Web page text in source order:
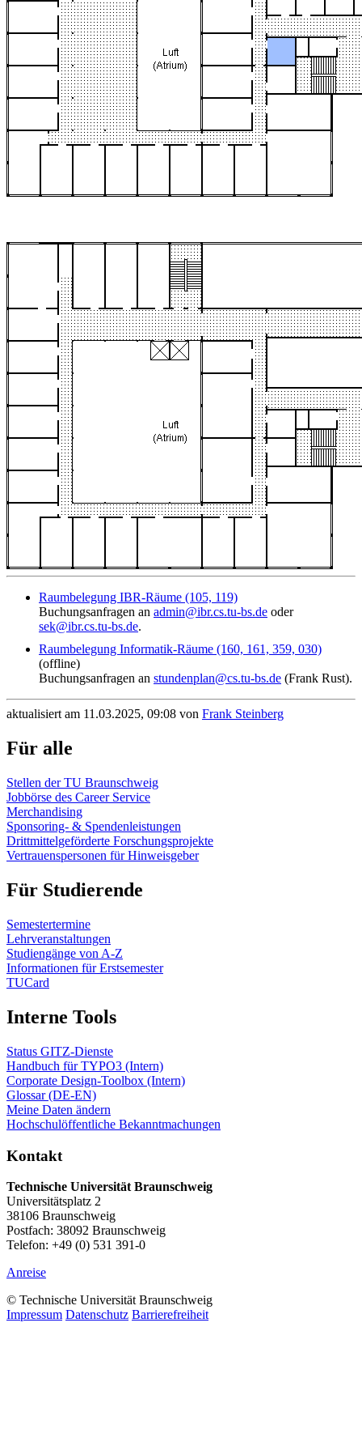
Raumbelegung IBR-Räume (105, 119)
Buchungsanfragen an admin@ibr.cs.tu-bs.de oder
sek@ibr.cs.tu-bs.de.
Raumbelegung Informatik-Räume (160, 161, 359, 030)
(offline)
Buchungsanfragen an stundenplan@cs.tu-bs.de (Frank Rust).
aktualisiert am 11.03.2025, 09:08 von Frank Steinberg
Für alle
Stellen der TU Braunschweig
Jobbörse des Career Service
Merchandising
Sponsoring- & Spendenleistungen
Drittmittelgeförderte Forschungsprojekte
Vertrauenspersonen für Hinweisgeber
Für Studierende
Semestertermine
Lehrveranstaltungen
Studiengänge von A-Z
Informationen für Erstsemester
TUCard
Interne Tools
Status GITZ-Dienste
Handbuch für TYPO3 (Intern)
Corporate Design-Toolbox (Intern)
Glossar (DE-EN)
Meine Daten ändern
Hochschulöffentliche Bekanntmachungen
Kontakt
Technische Universität Braunschweig
Universitätsplatz 2
38106 Braunschweig
Postfach: 38092 Braunschweig
Telefon: +49 (0) 531 391-0
Anreise
© Technische Universität Braunschweig
Impressum Datenschutz Barrierefreiheit